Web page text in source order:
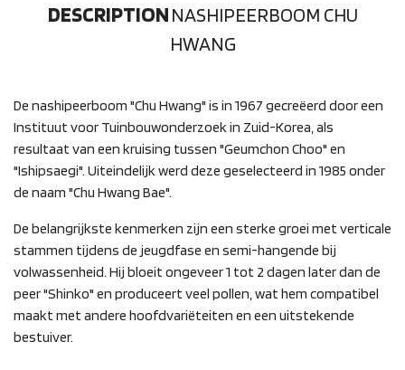
DESCRIPTIONNASHIPEERBOOM CHU
HWANG
De nashipeerboom "Chu Hwang" is in 1967 gecreëerd door een
Instituut voor Tuinbouwonderzoek in Zuid-Korea, als
resultaat van een kruising tussen "Geumchon Choo" en
"Ishipsaegi". Uiteindelijk werd deze geselecteerd in 1985 onder
de naam "Chu Hwang Bae".
De belangrijkste kenmerken zijn een sterke groei met verticale
stammen tijdens de jeugdfase en semi-hangende bij
volwassenheid. Hij bloeit ongeveer 1 tot 2 dagen later dan de
peer "Shinko" en produceert veel pollen, wat hem compatibel
maakt met andere hoofdvariëteiten en een uitstekende
bestuiver.